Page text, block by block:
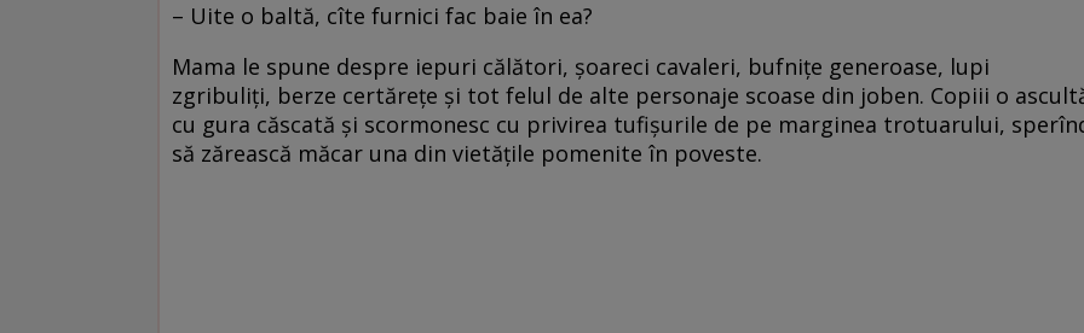
– Uite o baltă, cîte furnici fac baie în ea?
Mama le spune despre iepuri călători, șoareci cavaleri, bufnițe generoase, lupi
zgribuliți, berze certărețe și tot felul de alte personaje scoase din joben. Copiii o
cu gura căscată și scormonesc cu privirea tufișurile de pe marginea trotuarului,
să zărească măcar una din vietățile pomenite în poveste.